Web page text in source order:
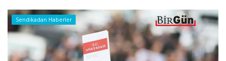
Sendikadan Haberler